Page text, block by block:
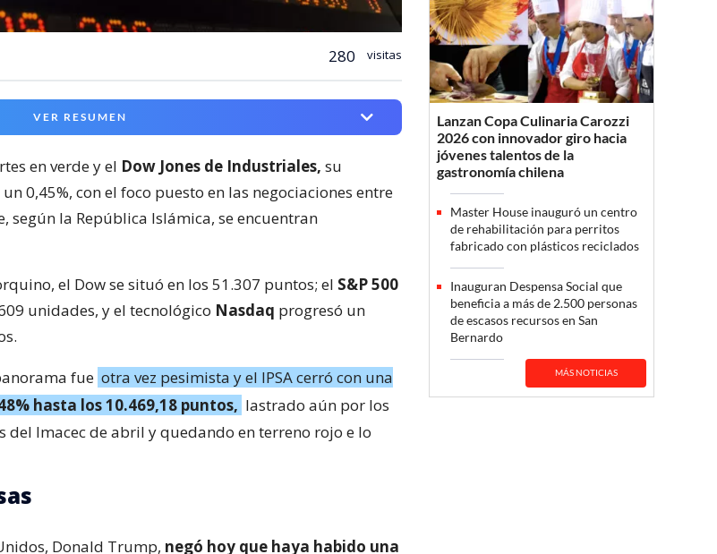
280 visitas
VER RESUMEN
en verde y el Dow Jones de Industriales, su
0,45%, con el foco puesto en las negociaciones entre
según la República Islámica, se encuentran
el Dow se situó en los 51.307 puntos; el S&P 500
unidades, y el tecnológico Nasdaq progresó un
fue otra vez pesimista y el IPSA cerró con una
hasta los 10.469,18 puntos, lastrado aún por los
del Imacec de abril y quedando en terreno rojo e lo
Donald Trump, negó hoy que haya habido una
Lanzan Copa Culinaria Carozzi
2026 con innovador giro hacia
jóvenes talentos de la
gastronomía chilena
Master House inauguró un centro
de rehabilitación para perritos
fabricado con plásticos reciclados
Inauguran Despensa Social que
beneficia a más de 2.500 personas
de escasos recursos en San
Bernardo
MÁS NOTICIAS